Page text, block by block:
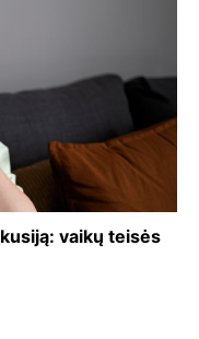
vaikų teisės